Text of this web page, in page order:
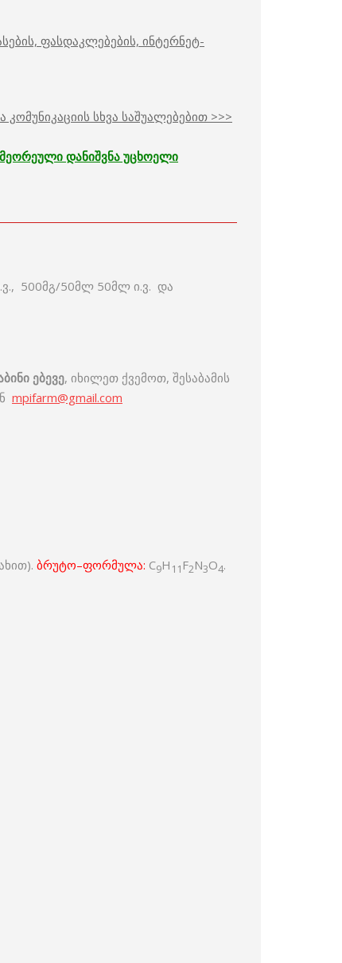
ფასდაკლებების, ინტერნეტ-
სხვა საშუალებებით >>>
დანიშვნა უცხოელი
500მგ/50მლ 50მლ ი.ვ. და
ებევე, იხილეთ ქვემოთ, შესაბამის
mpifarm@gmail.com
ბრუტო–ფორმულა: C9H 11F2N3O4.